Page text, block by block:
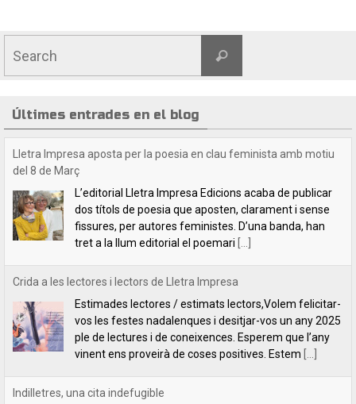
Últimes entrades en el blog
Crida a les lectores i lectors de Lletra Impresa
Estimades lectores / estimats lectors,Volem felicitar-
vos les festes nadalenques i desitjar-vos un any 2025
ple de lectures i de coneixences. Esperem que l’any
vinent ens proveirà de coses positives. Estem [...]
Indilletres, una cita indefugible
Aquest cap de setmana hem estat a la Bisbal
d’Empordà, a la fira del llibre Indilletres. És la cinquena
vegada que hi participem. De Gandia –el bressol dels
clàssics de[...]
Lletra Impresa Edicions participa en la 28 edició de la Fira del Llibre
del Pirineu